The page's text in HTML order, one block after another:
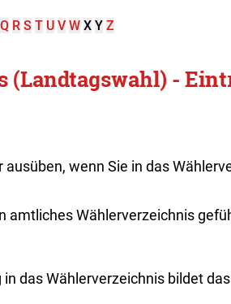
Q R S T U V W X Y Z
(Landtagswahl) -
ausüben, wenn Sie in das
amtliches Wählerverzeichnis
in das Wählerverzeichnis bildet